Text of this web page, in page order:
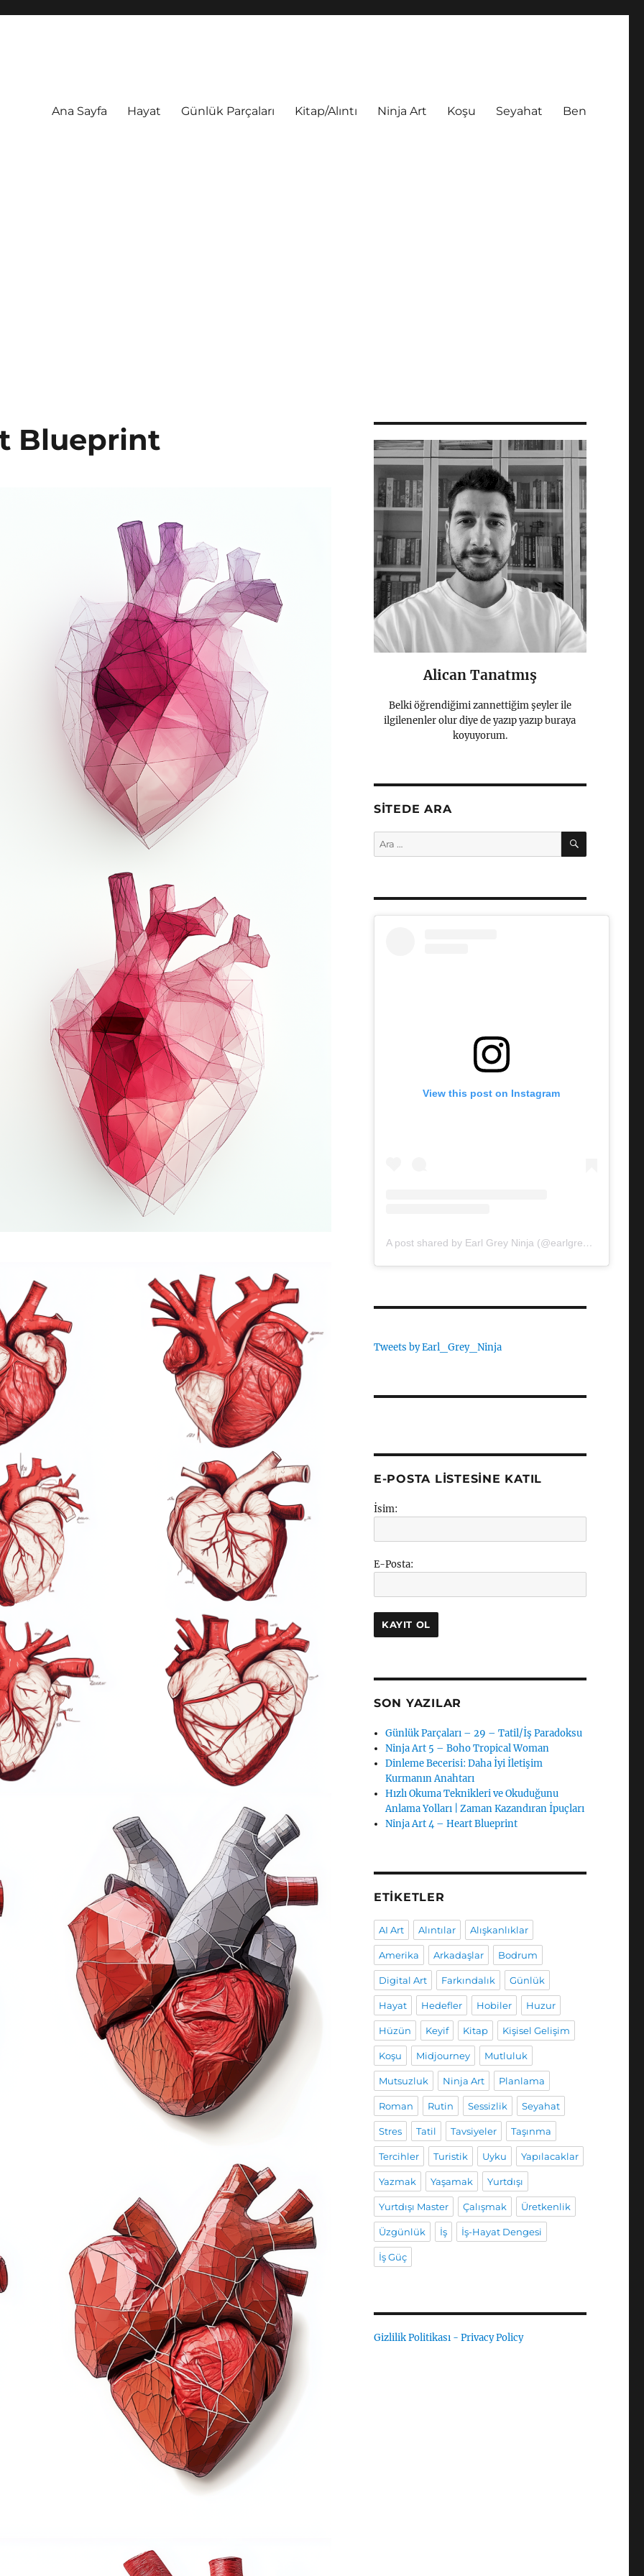
Ana Sayfa Hayat Günlük Parçaları Kitap/Alıntı Ninja Art Koşu Seyahat Ben
Blueprint
Alican Tanatmış
Belki öğrendiğimi zannettiğim şeyler ile
ilgilenenler olur diye de yazıp yazıp buraya
koyuyorum.
SITEDE ARA
Ara: ARA
View this post on Instagram
A post shared by Earl Grey Ninja (@earlgreyninja)
Tweets by Earl_Grey_Ninja
E-POSTA LISTESINE KATIL
İsim:
E-Posta:
SON YAZILAR
Günlük Parçaları – 29 – Tatil/İş Paradoksu
Ninja Art 5 – Boho Tropical Woman
Dinleme Becerisi: Daha İyi İletişim
Kurmanın Anahtarı
Hızlı Okuma Teknikleri ve Okuduğunu
Anlama Yolları | Zaman Kazandıran İpuçları
Ninja Art 4 – Heart Blueprint
ETIKETLER
AI Art Alıntılar Alışkanlıklar
Amerika Arkadaşlar Bodrum
Digital Art Farkındalık Günlük
Hayat Hedefler Hobiler Huzur
Hüzün Keyif Kitap Kişisel Gelişim
Koşu Midjourney Mutluluk
Mutsuzluk Ninja Art Planlama
Roman Rutin Sessizlik Seyahat
Stres Tatil Tavsiyeler Taşınma
Tercihler Turistik Uyku Yapılacaklar
Yazmak Yaşamak Yurtdışı
Yurtdışı Master Çalışmak Üretkenlik
Üzgünlük İş İş-Hayat Dengesi
İş Güç
Gizlilik Politikası - Privacy Policy